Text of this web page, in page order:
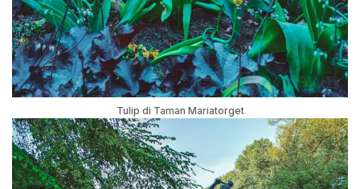
Tulip di Taman Mariatorget